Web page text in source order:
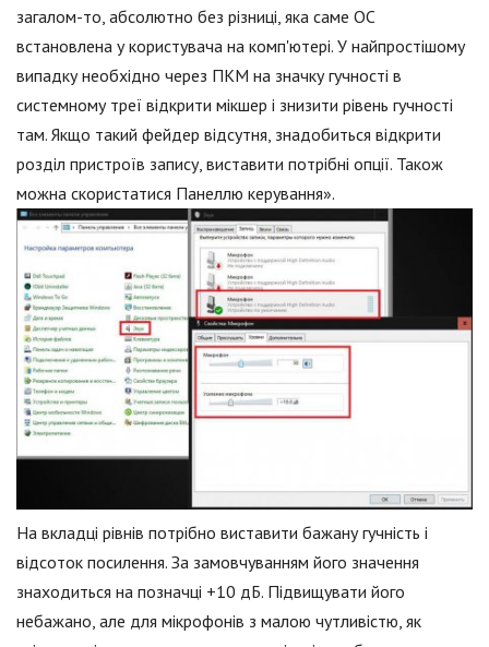
загалом-то, абсолютно без різниці, яка саме ОС
встановлена у користувача на комп'ютері. У найпростішому
випадку необхідно через ПКМ на значку гучності в
системному треї відкрити мікшер і знизити рівень гучності
там. Якщо такий фейдер відсутня, знадобиться відкрити
розділ пристроїв запису, виставити потрібні опції. Також
можна скористатися Панеллю керування».
На вкладці рівнів потрібно виставити бажану гучність і
відсоток посилення. За замовчуванням його значення
знаходиться на позначці +10 дБ. Підвищувати його
небажано, але для мікрофонів з малою чутливістю, як